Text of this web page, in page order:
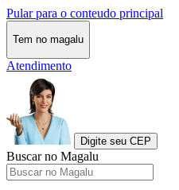
Pular para o conteudo principal
Tem no magalu
Atendimento
Digite seu CEP
Buscar no Magalu